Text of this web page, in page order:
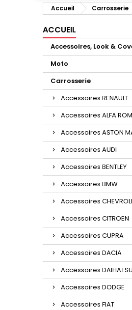
Accueil Carrosserie
ACCUEIL
Accessoires, Look &
Moto
Carrosserie
Accessoires RENAULT
Accessoires ALFA
Accessoires ASTON
Accessoires AUDI
Accessoires BENTLEY
Accessoires BMW
Accessoires
Accessoires CITROEN
Accessoires CUPRA
Accessoires DACIA
Accessoires DAIHATSU
Accessoires DODGE
Accessoires FIAT